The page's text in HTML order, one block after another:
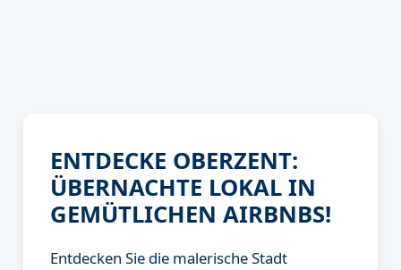
ENTDECKE OBERZENT:
ÜBERNACHTE LOKAL IN
GEMÜTLICHEN AIRBNBS!
Entdecken Sie die malerische Stadt